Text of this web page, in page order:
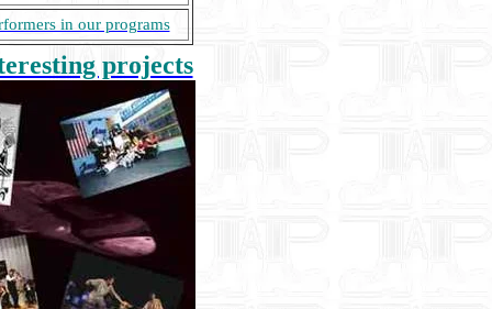
in our programs
projects